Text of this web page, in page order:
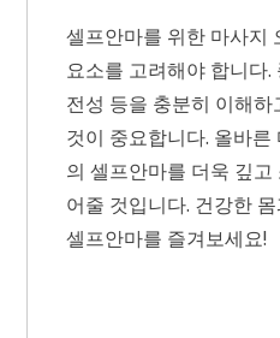
셀프안마를 위한 마사지
요소를 고려해야 합니다
전성 등을 충분히 이해
것이 중요합니다. 올바
의 셀프안마를 더욱 깊
어줄 것입니다. 건강한
셀프안마를 즐겨보세요!